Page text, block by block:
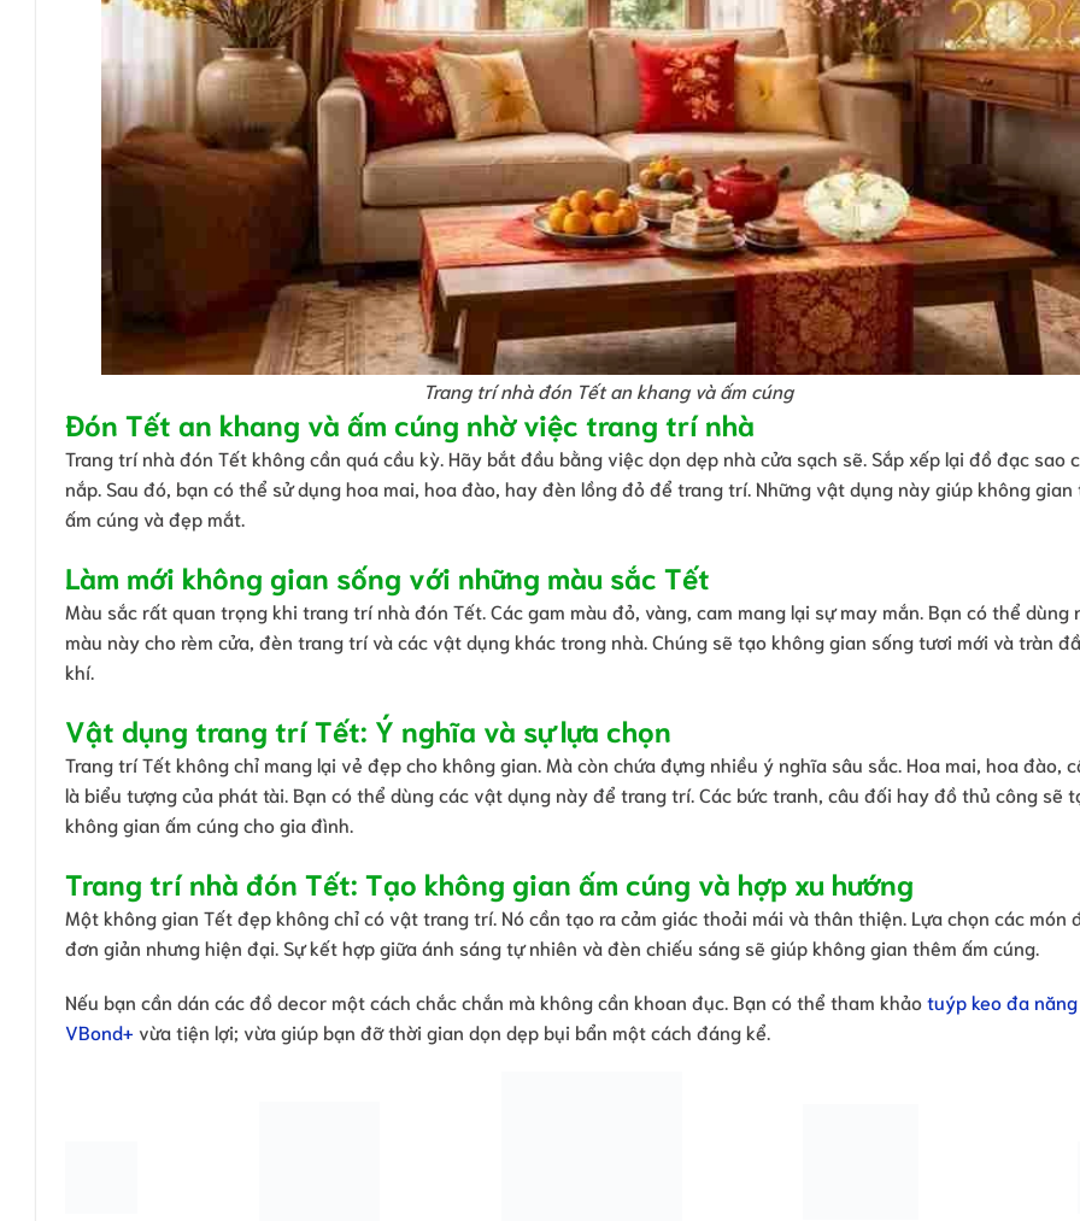
Trang trí nhà đón Tết an khang và ấm cúng
Đón Tết an khang và ấm cúng nhờ việc trang trí nhà
Trang trí nhà đón Tết không cần quá cầu kỳ. Hãy bắt đầu bằng việc dọn dẹp nhà cửa sạch sẽ. Sắp xếp lại đồ đạc sao
nắp. Sau đó, bạn có thể sử dụng hoa mai, hoa đào, hay đèn lồng đỏ để trang trí. Những vật dụng này giúp không gian
ấm cúng và đẹp mắt.
Làm mới không gian sống với những màu sắc Tết
Màu sắc rất quan trọng khi trang trí nhà đón Tết. Các gam màu đỏ, vàng, cam mang lại sự may mắn. Bạn có thể dùng
màu này cho rèm cửa, đèn trang trí và các vật dụng khác trong nhà. Chúng sẽ tạo không gian sống tươi mới và tràn
khí.
Vật dụng trang trí Tết: Ý nghĩa và sự lựa chọn
Trang trí Tết không chỉ mang lại vẻ đẹp cho không gian. Mà còn chứa đựng nhiều ý nghĩa sâu sắc. Hoa mai, hoa đào,
là biểu tượng của phát tài. Bạn có thể dùng các vật dụng này để trang trí. Các bức tranh, câu đối hay đồ thủ công sẽ
không gian ấm cúng cho gia đình.
Trang trí nhà đón Tết: Tạo không gian ấm cúng và hợp xu hướng
Một không gian Tết đẹp không chỉ có vật trang trí. Nó cần tạo ra cảm giác thoải mái và thân thiện. Lựa chọn các món
đơn giản nhưng hiện đại. Sự kết hợp giữa ánh sáng tự nhiên và đèn chiếu sáng sẽ giúp không gian thêm ấm cúng.
Nếu bạn cần dán các đồ decor một cách chắc chắn mà không cần khoan đục. Bạn có thể tham khảotuýp keo đa năng
VBond+ vừa tiện lợi; vừa giúp bạn đỡ thời gian dọn dẹp bụi bẩn một cách đáng kể.